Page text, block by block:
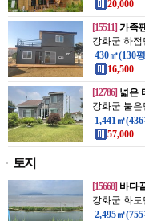
20,000
[15511] 가족
강화군 하점
430㎡(130
16,500
[12786] 넓은
강화군 불은
1,441㎡
57,000
토지
[15668] 바다
강화군 화도
2,495㎡